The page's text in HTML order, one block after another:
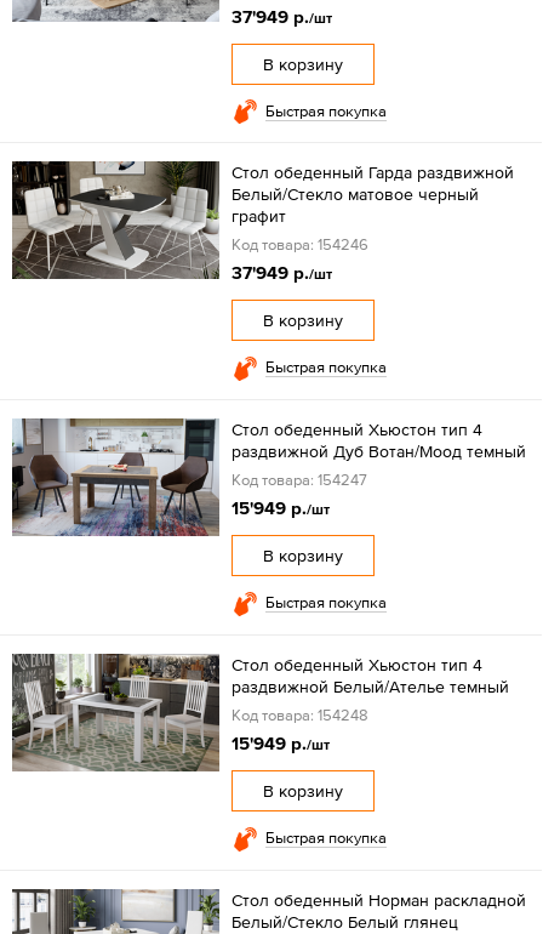
37'949 р./шт
В корзину
Быстрая покупка
Стол обеденный Гарда раздвижной
Белый/Стекло матовое черный
графит
Код товара: 154246
37'949 р./шт
В корзину
Быстрая покупка
Стол обеденный Хьюстон тип 4
раздвижной Дуб Вотан/Моод темный
Код товара: 154247
15'949 р./шт
В корзину
Быстрая покупка
Стол обеденный Хьюстон тип 4
раздвижной Белый/Ателье темный
Код товара: 154248
15'949 р./шт
В корзину
Быстрая покупка
Стол обеденный Норман раскладной
Белый/Стекло Белый глянец